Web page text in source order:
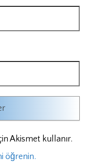
Akismet kullanır.
öğrenin.